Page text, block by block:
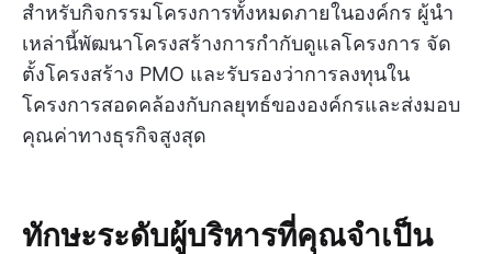
สำหรับกิจกรรมโครงการทั้งหมดภายในองค์กร ผู้นำ
เหล่านี้พัฒนาโครงสร้างการกำกับดูแลโครงการ จัด
ตั้งโครงสร้าง PMO และรับรองว่าการลงทุนใน
โครงการสอดคล้องกับกลยุทธ์ขององค์กรและส่งมอบ
คุณค่าทางธุรกิจสูงสุด
ทักษะระดับผู้บริหารที่คุณจำเป็น